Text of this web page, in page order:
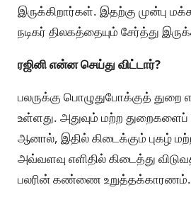
இருக்கிறார்கள். இதற்கு முன்பு
நடிகர் திலகத்தையும் சேர்த்து
ரஜினி என்ன செய்து விட்டார்?
பலருக்கு பொழுதுபோக்குத் துறை
உள்ளது. அதுவும் மற்ற
ஆனால், இதில் கிடைக்கும் புகழ்
அவ்வளவு எளிதில் கிடைத்து
பலரின் கண்ணை உறுத்தக்காரணம்.